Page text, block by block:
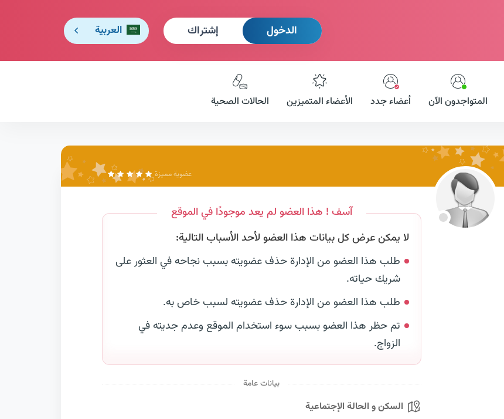
الدخول إشتراك العربية
المتواجدون الآن أعضاء جدد الأعضاء المتميزين الحالات الصحية
عضوية مميزة
آسف ! هذا العضو لم يعد موجودًا في الموقع
لا يمكن عرض كل بيانات هذا العضو لأحد الأسباب التالية:
طلب هذا العضو من الإدارة حذف عضويته بسبب نجاحه في العثور على
شريك حياته.
طلب هذا العضو من الإدارة حذف عضويته لسبب خاص به.
تم حظر هذا العضو بسبب سوء استخدام الموقع وعدم جديته في
الزواج.
بيانات عامة
السكن و الحالة الإجتماعية